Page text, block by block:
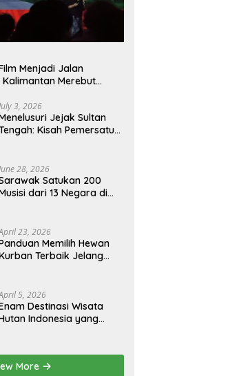
Menjadi Jalan
Merebut
3, 2026
Jejak Sultan
Kisah Pemersatu
Versi Jiran
28, 2026
Satukan 200
dari 13 Negara di
Borneo
23, 2026
Memilih Hewan
Terbaik Jelang
5, 2026
Destinasi Wisata
Indonesia yang
More